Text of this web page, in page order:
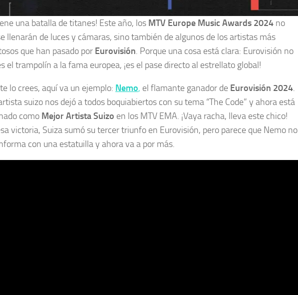
una batalla de titanes! Este año, los MTV Europe Music Awards 2024 no
llenarán de luces y cámaras, sino también de algunos de los artistas más
que han pasado por Eurovisión. Porque una cosa está clara: Eurovisión no
el trampolín a la fama europea, ¡es el pase directo al estrellato global!
lo crees, aquí va un ejemplo: Nemo, el flamante ganador de Eurovisión 2024.
suizo nos dejó a todos boquiabiertos con su tema “The Code” y ahora está
como Mejor Artista Suizo en los MTV EMA. ¡Vaya racha, lleva este chico!
victoria, Suiza sumó su tercer triunfo en Eurovisión, pero parece que Nemo no
con una estatuilla y ahora va a por más.